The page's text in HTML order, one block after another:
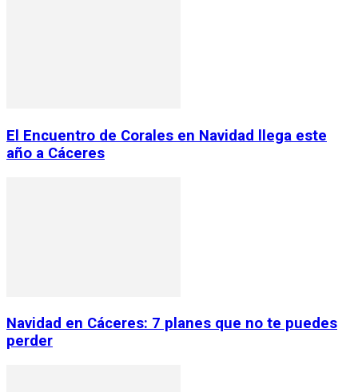
El Encuentro de Corales en Navidad llega este
año a Cáceres
Navidad en Cáceres: 7 planes que no te puedes
perder